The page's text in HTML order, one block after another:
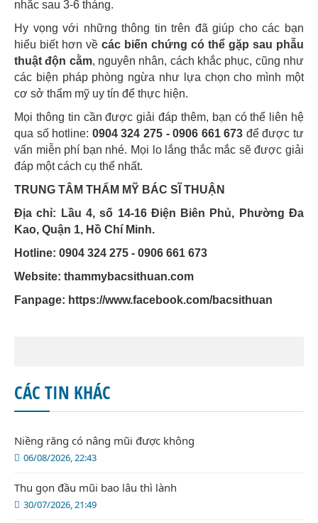
nhắc sau 3-6 tháng.
Hy vọng với những thông tin trên đã giúp cho các bạn
hiểu biết hơn về các biến chứng có thể gặp sau phẫu
thuật độn cằm, nguyên nhân, cách khắc phục, cũng như
các biện pháp phòng ngừa như lựa chọn cho mình một
cơ sở thẩm mỹ uy tín để thực hiện.
Mọi thông tin cần được giải đáp thêm, bạn có thể liên hệ
qua số hotline: 0904 324 275 - 0906 661 673 để được tư
vấn miễn phí bạn nhé. Mọi lo lắng thắc mắc sẽ được giải
đáp một cách cụ thể nhất.
TRUNG TÂM THẨM MỸ BÁC SĨ THUẬN
Địa chỉ: Lầu 4, số 14-16 Điện Biên Phủ, Phường Đa
Kao, Quận 1, Hồ Chí Minh.
Hotline: 0904 324 275 - 0906 661 673
Website: thammybacsithuan.com
Fanpage: https://www.facebook.com/bacsithuan
CÁC TIN KHÁC
06/08/2026, 22:43
Niềng răng có nâng mũi được không
30/07/2026, 21:49
Thu gọn đầu mũi bao lâu thì lành